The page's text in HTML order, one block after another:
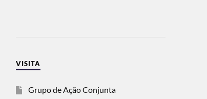
VISITA
Grupo de Ação Conjunta